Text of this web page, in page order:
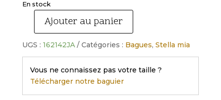
En stock
quantité
Bague
fleur
acier
doré
Ajouter au panier
UGS : 162142JA Catégories : Bagues, Stella mia
Vous ne connaissez pas votre taille ?
Télécharger notre baguier